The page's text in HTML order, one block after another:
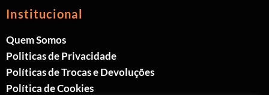
Institucional
Quem Somos
Politicas de Privacidade
Políticas de Trocas e Devoluções
Política de Cookies